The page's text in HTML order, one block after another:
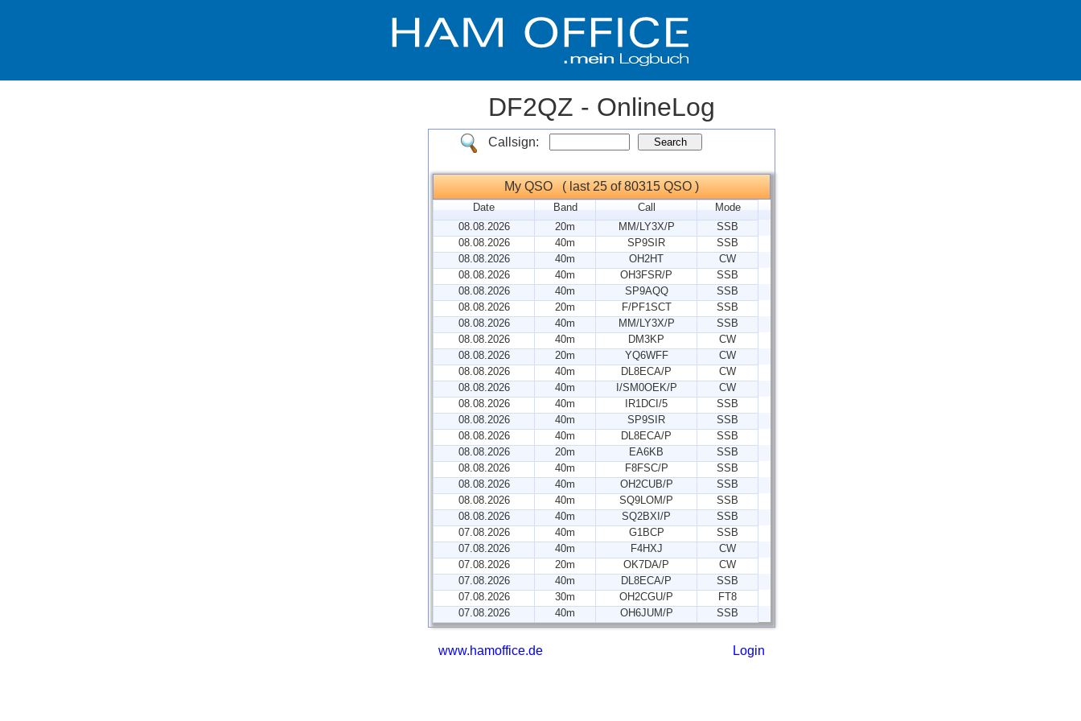
DF2QZ - OnlineLog
Callsign:
My QSO ( last 25 of 80315 QSO )
Date Band Call
Mode
08.08.2026
20m MM/LY3X/P
SSB
08.08.2026
40m SP9SIR
SSB
08.08.2026
40m OH2HT
CW
08.08.2026
40m OH3FSR/P
SSB
08.08.2026
40m SP9AQQ
SSB
08.08.2026
20m F/PF1SCT
SSB
08.08.2026
40m MM/LY3X/P
SSB
08.08.2026
40m DM3KP
CW
08.08.2026
20m YQ6WFF
CW
08.08.2026
40m DL8ECA/P
CW
08.08.2026
40m I/SM0OEK/P
CW
08.08.2026
40m IR1DCI/5
SSB
08.08.2026
40m SP9SIR
SSB
08.08.2026
40m DL8ECA/P
SSB
08.08.2026
20m EA6KB
SSB
08.08.2026
40m F8FSC/P
SSB
08.08.2026
40m OH2CUB/P
SSB
08.08.2026
40m SQ9LOM/P
SSB
08.08.2026
40m SQ2BXI/P
SSB
07.08.2026
40m G1BCP
SSB
07.08.2026
40m F4HXJ
CW
07.08.2026
20m OK7DA/P
CW
07.08.2026
40m DL8ECA/P
SSB
07.08.2026
30m OH2CGU/P
FT8
07.08.2026
40m OH6JUM/P SSB
www.hamoffice.de Login